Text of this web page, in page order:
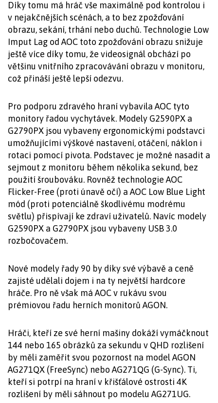
Díky tomu má hráč vše maximálně pod kontrolou i
v nejakčnějších scénách, a to bez zpožďování
obrazu, sekání, trhání nebo duchů. Technologie Low
Imput Lag od AOC toto zpožďování obrazu snižuje
ještě více díky tomu, že videosignál obchází po
většinu vnitřního zpracovávání obrazu v monitoru,
což přináší ještě lepší odezvu.
Pro podporu zdravého hraní vybavila AOC tyto
monitory řadou vychytávek. Modely G2590PX a
G2790PX jsou vybaveny ergonomickými podstavci
umožňujícími výškové nastavení, otáčení, náklon i
rotaci pomocí pivota. Podstavec je možné nasadit a
sejmout z monitoru během několika sekund, bez
použití šroubováku. Rovněž technologie AOC
Flicker-Free (proti únavě očí) a AOC Low Blue Light
mód (proti potenciálně škodlivému modrému
světlu) přispívají ke zdraví uživatelů. Navíc modely
G2590PX a G2790PX jsou vybaveny USB 3.0
rozbočovačem.
Nové modely řady 90 by díky své výbavě a ceně
zajisté udělali dojem i na ty největší hardcore
hráče. Pro ně však má AOC v rukávu svou
prémiovou řadu herních monitorů AGON.
Hráči, kteří ze své herní mašiny dokáží vymáčknout
144 nebo 165 obrázků za sekundu v QHD rozlišení
by měli zaměřit svou pozornost na model AGON
AG271QX (FreeSync) nebo AG271QG (G-Sync). Ti,
kteří si potrpí na hraní v křišťálové ostrosti 4K
rozlišení by měli sáhnout po modelu AG271UG.